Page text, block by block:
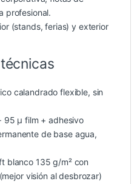
profesional.
(stands, ferias) y exterior
calandrado flexible, sin
95 µ film + adhesivo
de base agua,
blanco 135 g/m² con
visión al desbrozar)